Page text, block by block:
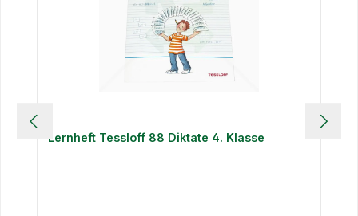
Lernheft Tessloff 88 Diktate 4. Klasse